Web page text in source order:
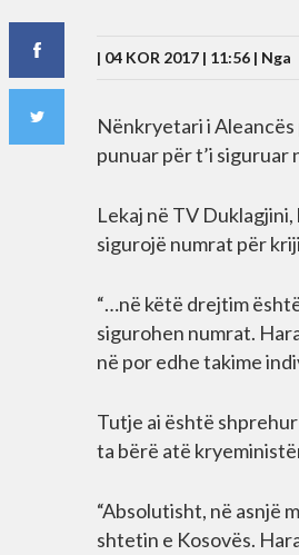
| 04 KOR 2017 | 11:56 | Nga
Nënkryetari i Aleancës
punuar për t’i
Lekaj në TV
sigurojë numrat për
“…në këtë drejtim
sigurohen numrat.
në por edhe takime
Tutje ai është
ta bërë atë
“Absolutisht, në asnjë
shtetin e Kosovës.